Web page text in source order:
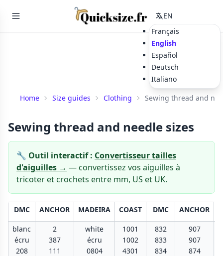
EN
Français
English
Español
Deutsch
Italiano
Home
Size guides Clothing Sewing thread and
Sewing thread and needle sizes
🔧 Outil interactif : Convertisseur tailles
d'aiguilles → — convertissez vos aiguilles à
tricoter et crochets entre mm, US et UK.
DMC ANCHOR MADEIRA COAST DMC ANCHOR
blanc
écru
208
2
387
111
white
écru
0804
1001
1002
4301
832
833
834
907
907
874